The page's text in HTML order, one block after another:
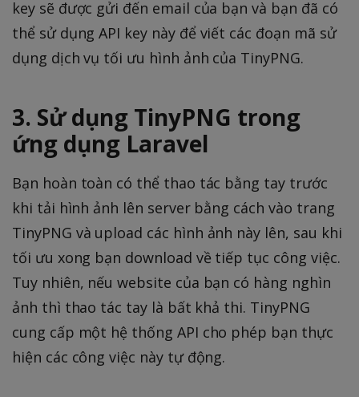
key sẽ được gửi đến email của bạn và bạn đã có
thể sử dụng API key này để viết các đoạn mã sử
dụng dịch vụ tối ưu hình ảnh của TinyPNG.
3. Sử dụng TinyPNG trong
ứng dụng Laravel
Bạn hoàn toàn có thể thao tác bằng tay trước
khi tải hình ảnh lên server bằng cách vào trang
TinyPNG và upload các hình ảnh này lên, sau khi
tối ưu xong bạn download về tiếp tục công việc.
Tuy nhiên, nếu website của bạn có hàng nghìn
ảnh thì thao tác tay là bất khả thi. TinyPNG
cung cấp một hệ thống API cho phép bạn thực
hiện các công việc này tự động.